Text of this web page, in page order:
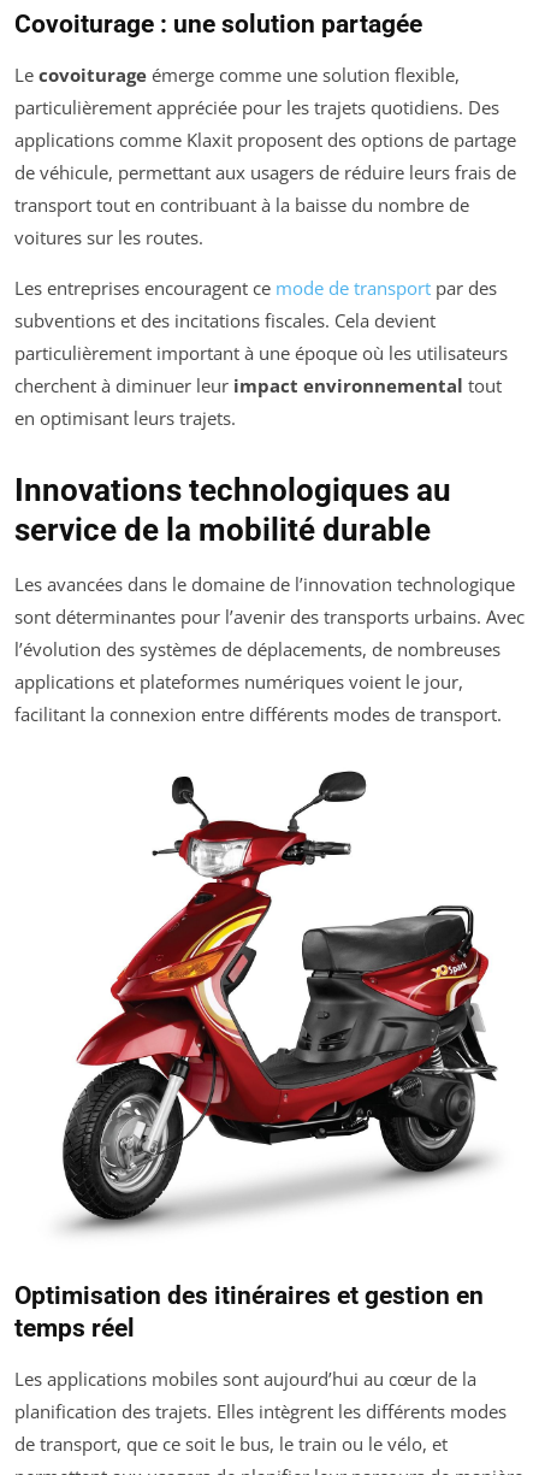
Covoiturage : une solution partagée
Le covoiturage émerge comme une solution flexible,
particulièrement appréciée pour les trajets quotidiens. Des
applications comme Klaxit proposent des options de partage
de véhicule, permettant aux usagers de réduire leurs frais de
transport tout en contribuant à la baisse du nombre de
voitures sur les routes.
Les entreprises encouragent ce mode de transport par des
subventions et des incitations fiscales. Cela devient
particulièrement important à une époque où les utilisateurs
cherchent à diminuer leur impact environnemental tout
en optimisant leurs trajets.
Innovations technologiques au
service de la mobilité durable
Les avancées dans le domaine de l’innovation technologique
sont déterminantes pour l’avenir des transports urbains. Avec
l’évolution des systèmes de déplacements, de nombreuses
applications et plateformes numériques voient le jour,
facilitant la connexion entre différents modes de transport.
Optimisation des itinéraires et gestion en
temps réel
Les applications mobiles sont aujourd’hui au cœur de la
planification des trajets. Elles intègrent les différents modes
de transport, que ce soit le bus, le train ou le vélo, et